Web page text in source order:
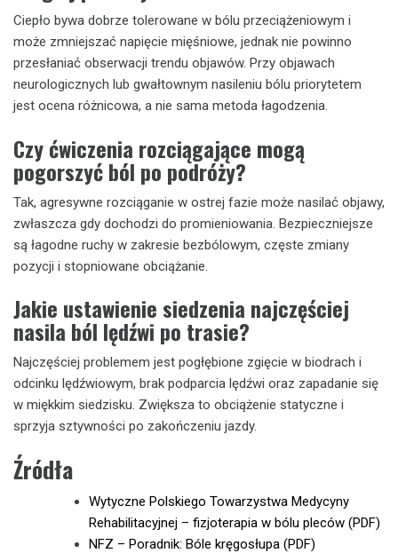
Ciepło bywa dobrze tolerowane w bólu przeciążeniowym i
może zmniejszać napięcie mięśniowe, jednak nie powinno
przesłaniać obserwacji trendu objawów. Przy objawach
neurologicznych lub gwałtownym nasileniu bólu priorytetem
jest ocena różnicowa, a nie sama metoda łagodzenia.
Czy ćwiczenia rozciągające mogą
pogorszyć ból po podróży?
Tak, agresywne rozciąganie w ostrej fazie może nasilać objawy,
zwłaszcza gdy dochodzi do promieniowania. Bezpieczniejsze
są łagodne ruchy w zakresie bezbólowym, częste zmiany
pozycji i stopniowane obciążanie.
Jakie ustawienie siedzenia najczęściej
nasila ból lędźwi po trasie?
Najczęściej problemem jest pogłębione zgięcie w biodrach i
odcinku lędźwiowym, brak podparcia lędźwi oraz zapadanie się
w miękkim siedzisku. Zwiększa to obciążenie statyczne i
sprzyja sztywności po zakończeniu jazdy.
Źródła
Wytyczne Polskiego Towarzystwa Medycyny
Rehabilitacyjnej – fizjoterapia w bólu pleców (PDF)
NFZ – Poradnik: Bóle kręgosłupa (PDF)